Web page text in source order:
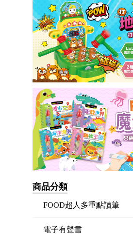
商品分類
FOOD超人多重點讀筆
電子有聲書